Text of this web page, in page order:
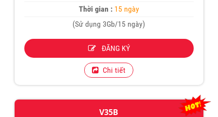
Thời gian :15 ngày
(Sử dụng 3Gb/15 ngày)
ĐĂNG KÝ
Chi tiết
V35B